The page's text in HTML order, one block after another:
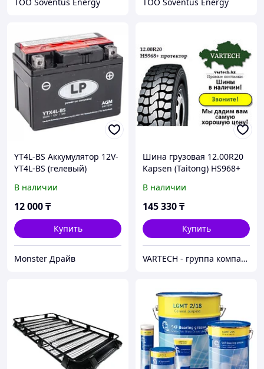
YT4L-BS Аккумулятор 12V-
YT4L-BS (гелевый)
В наличии
12 000₸
Купить
Monster Драйв
Шина грузовая 12.00R20
Kapsen (Taitong) HS968+
В наличии
145 330₸
Купить
VARTECH - группа компаний